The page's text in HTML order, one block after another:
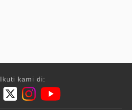
Ikuti kami di: